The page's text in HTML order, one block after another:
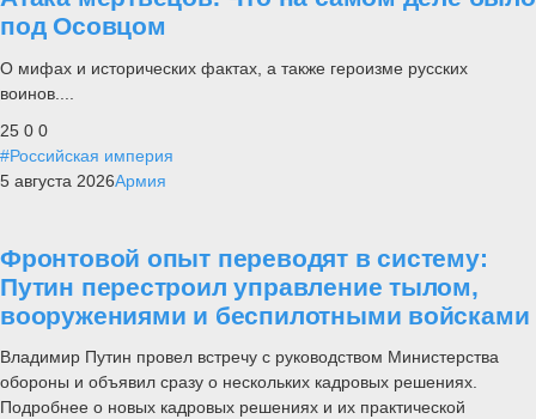
под Осовцом
О мифах и исторических фактах, а также героизме русских
воинов....
25 0 0
#Российская империя
5 августа 2026Армия
Фронтовой опыт переводят в систему:
Путин перестроил управление тылом,
вооружениями и беспилотными войсками
Владимир Путин провел встречу с руководством Министерства
обороны и объявил сразу о нескольких кадровых решениях.
Подробнее о новых кадровых решениях и их практической